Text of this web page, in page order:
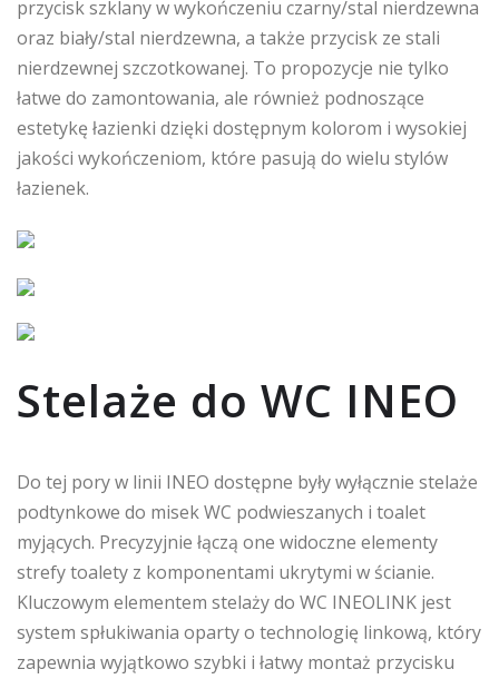
przycisk szklany w wykończeniu czarny/stal nierdzewna
oraz biały/stal nierdzewna, a także przycisk ze stali
nierdzewnej szczotkowanej. To propozycje nie tylko
łatwe do zamontowania, ale również podnoszące
estetykę łazienki dzięki dostępnym kolorom i wysokiej
jakości wykończeniom, które pasują do wielu stylów
łazienek.
Stelaże do WC INEO
Do tej pory w linii INEO dostępne były wyłącznie stelaże
podtynkowe do misek WC podwieszanych i toalet
myjących. Precyzyjnie łączą one widoczne elementy
strefy toalety z komponentami ukrytymi w ścianie.
Kluczowym elementem stelaży do WC INEOLINK jest
system spłukiwania oparty o technologię linkową, który
zapewnia wyjątkowo szybki i łatwy montaż przycisku